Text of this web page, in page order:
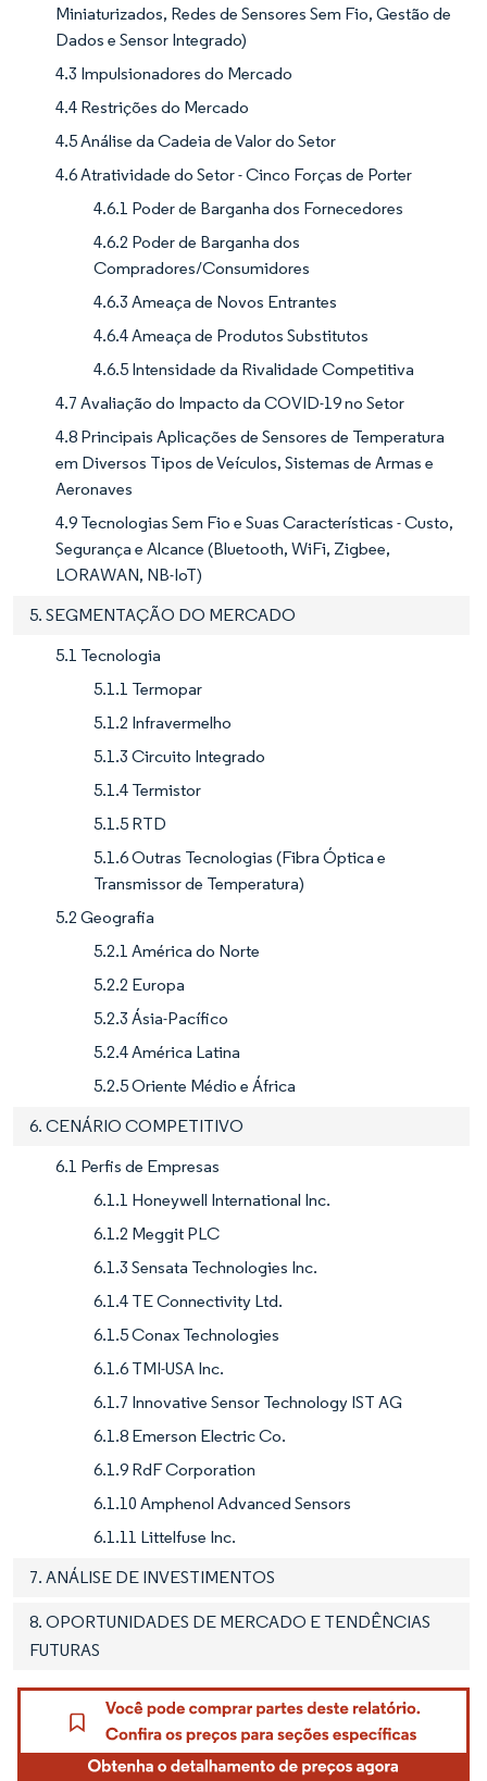
Miniaturizados, Redes de Sensores Sem Fio, Gestão de
Dados e Sensor Integrado)
4.3 Impulsionadores do Mercado
4.4 Restrições do Mercado
4.5 Análise da Cadeia de Valor do Setor
4.6 Atratividade do Setor - Cinco Forças de Porter
4.6.1 Poder de Barganha dos Fornecedores
4.6.2 Poder de Barganha dos
Compradores/Consumidores
4.6.3 Ameaça de Novos Entrantes
4.6.4 Ameaça de Produtos Substitutos
4.6.5 Intensidade da Rivalidade Competitiva
4.7 Avaliação do Impacto da COVID-19 no Setor
4.8 Principais Aplicações de Sensores de Temperatura
em Diversos Tipos de Veículos, Sistemas de Armas e
Aeronaves
4.9 Tecnologias Sem Fio e Suas Características - Custo,
Segurança e Alcance (Bluetooth, WiFi, Zigbee,
LORAWAN, NB-IoT)
5. SEGMENTAÇÃO DO MERCADO
5.1 Tecnologia
5.1.1 Termopar
5.1.2 Infravermelho
5.1.3 Circuito Integrado
5.1.4 Termistor
5.1.5 RTD
5.1.6 Outras Tecnologias (Fibra Óptica e
Transmissor de Temperatura)
5.2 Geografia
5.2.1 América do Norte
5.2.2 Europa
5.2.3 Ásia-Pacífico
5.2.4 América Latina
5.2.5 Oriente Médio e África
6. CENÁRIO COMPETITIVO
6.1 Perfis de Empresas
6.1.1 Honeywell International Inc.
6.1.2 Meggit PLC
6.1.3 Sensata Technologies Inc.
6.1.4 TE Connectivity Ltd.
6.1.5 Conax Technologies
6.1.6 TMI-USA Inc.
6.1.7 Innovative Sensor Technology IST AG
6.1.8 Emerson Electric Co.
6.1.9 RdF Corporation
6.1.10 Amphenol Advanced Sensors
6.1.11 Littelfuse Inc.
7. ANÁLISE DE INVESTIMENTOS
8. OPORTUNIDADES DE MERCADO E TENDÊNCIAS
FUTURAS